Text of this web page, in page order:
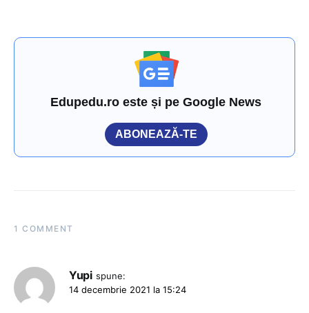
Edupedu.ro este și pe Google News
ABONEAZĂ-TE
1 COMMENT
Yupi spune:
14 decembrie 2021 la 15:24